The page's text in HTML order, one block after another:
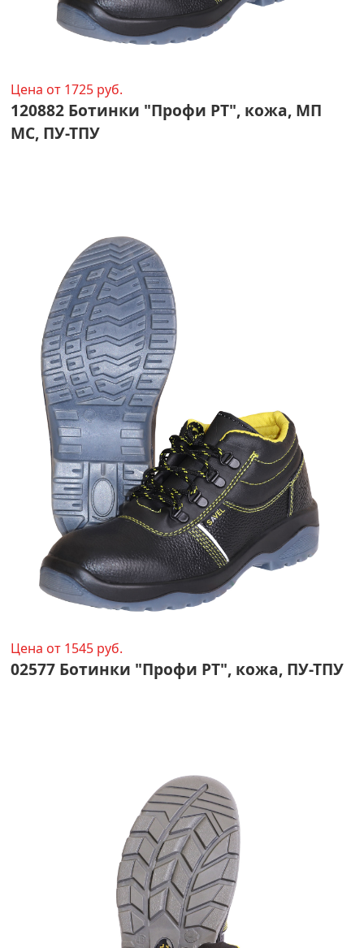
Цена от 1725 руб.
120882 Ботинки "Профи РТ", кожа, МП
МС, ПУ-ТПУ
Цена от 1545 руб.
02577 Ботинки "Профи РТ", кожа, ПУ-ТПУ